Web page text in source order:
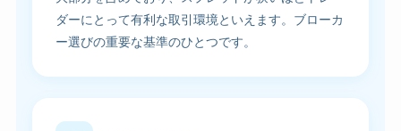
ダーにとって有利な取引環境といえます。ブローカ
ー選びの重要な基準のひとつです。